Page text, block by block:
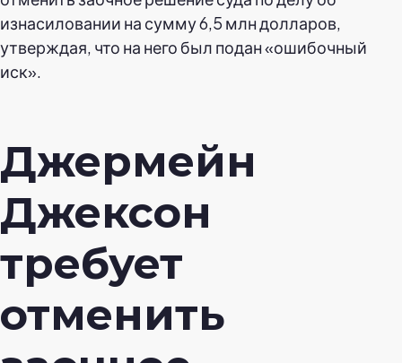
изнасиловании на сумму 6,5 млн долларов,
утверждая, что на него был подан «ошибочный
иск».
Джермейн
Джексон
требует
отменить